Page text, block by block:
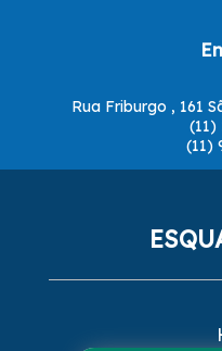
Rua Friburgo , 161
(11)
(11)